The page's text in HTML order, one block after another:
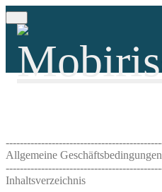
Allgemeine
Inhaltsverzeichnis